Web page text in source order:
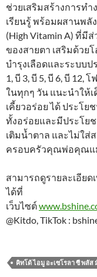
ช่วยเสริมสร้างการท
เรียนรู้ พร้อมผสานพลั
(High Vitamin A) ที่มี
ของสายตา เสริมด้วยโ
บำรุงเลือดและระบบ
1, บี 3, บี 5, บี 6, บี
ในทุกๆ วัน แนะนำให้
เคี้ยวอร่อย ได้ ประโย
ทั้งอร่อยและมีประโย
เติมน้ำตาล และไม่ใส่
ครอบครัวคุณพ่อคุณแ
สามารถดูรายละเอียด
ได้ที่
เว็บไซต์
@Kitdo, TikTok :
คิทโด้ ไอมู อะเซโรลา ซี พลัส